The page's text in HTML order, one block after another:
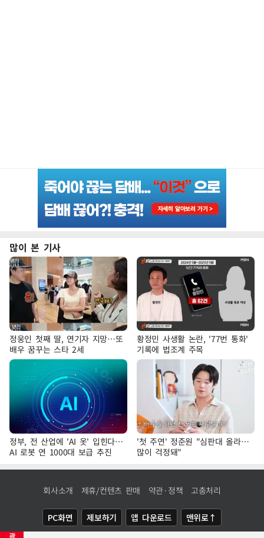
광
많이 본 기사
정웅인 첫째 딸, 연기자 지망…또
배우 꿈꾸는 스타 2세
황정민 사생활 논란, '77번 통화'
기록에 법조계 주목
정부, 전 산업에 'AI 옷' 입힌다…
AI 로봇 연 1000대 보급 추진
'첫 주연' 정준원 "심판대 올라…
많이 걱정돼"
회사소개 제휴/컨텐츠 판매 약관·정책 고충처리
PC화면 제보하기 앱 다운로드 맨위로↑